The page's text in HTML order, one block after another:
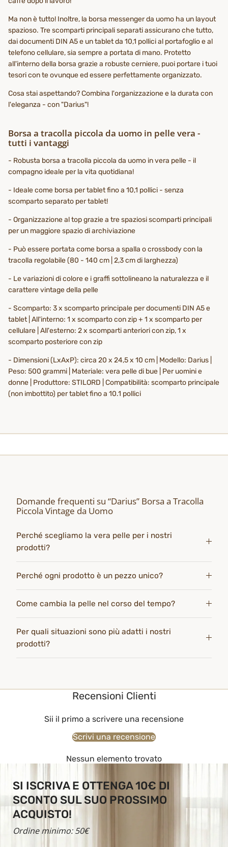
Ma non è tutto! Inoltre, la borsa messenger da uomo ha un layout
spazioso. Tre scomparti principali separati assicurano che tutto,
dai documenti DIN A5 e un tablet da 10,1 pollici al portafoglio e al
telefono cellulare, sia sempre a portata di mano. Protetto
all'interno della borsa grazie a robuste cerniere, puoi portare i tuoi
tesori con te ovunque ed essere perfettamente organizzato.
Cosa stai aspettando? Combina l'organizzazione e la durata con
l'eleganza - con "Darius"!
Borsa a tracolla piccola da uomo in pelle vera -
tutti i vantaggi
- Robusta borsa a tracolla piccola da uomo in vera pelle - il
compagno ideale per la vita quotidiana!
- Ideale come borsa per tablet fino a 10,1 pollici - senza
scomparto separato per tablet!
- Organizzazione al top grazie a tre spaziosi scomparti principali
per un maggiore spazio di archiviazione
- Può essere portata come borsa a spalla o crossbody con la
tracolla regolabile (80 - 140 cm | 2,3 cm di larghezza)
- Le variazioni di colore e i graffi sottolineano la naturalezza e il
carattere vintage della pelle
- Scomparto: 3 x scomparto principale per documenti DIN A5 e
tablet | All'interno: 1 x scomparto con zip + 1 x scomparto per
cellulare | All'esterno: 2 x scomparti anteriori con zip, 1 x
scomparto posteriore con zip
- Dimensioni (LxAxP): circa 20 x 24,5 x 10 cm | Modello: Darius |
Peso: 500 grammi | Materiale: vera pelle di bue | Per uomini e
donne | Produttore: STILORD | Compatibilità: scomparto principale
(non imbottito) per tablet fino a 10.1 pollici
Domande frequenti su “Darius” Borsa a Tracolla
Piccola Vintage da Uomo
Perché scegliamo la vera pelle per i nostri
prodotti?
Perché ogni prodotto è un pezzo unico?
Come cambia la pelle nel corso del tempo?
Per quali situazioni sono più adatti i nostri
prodotti?
Recensioni Clienti
Sii il primo a scrivere una recensione
Scrivi una recensione
Nessun elemento trovato
SI ISCRIVA E OTTENGA 10€ DI
SCONTO SUL SUO PROSSIMO
ACQUISTO!
Ordine minimo: 50€